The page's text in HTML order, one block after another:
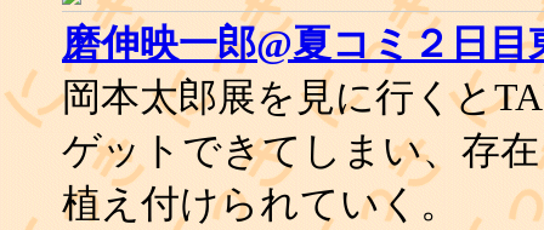
磨伸映一郎@夏コミ２日目
岡本太郎展を見に行くと
ゲットできてしまい、存
植え付けられていく。